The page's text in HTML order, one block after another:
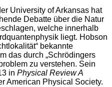
University of Arkansas hat
Debatte über die Natur
welche innerhalb
liegt. Hobson
bekannte
das durch „Schrödingers
zu verstehen. Sein
in Physical Review A
American Physical Society.